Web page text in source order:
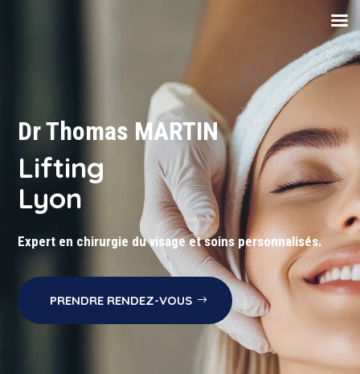
Dr Thomas MARTIN
Lifting
Lyon
Expert en chirurgie du visage et soins personnalisés.
PRENDRE RENDEZ-VOUS